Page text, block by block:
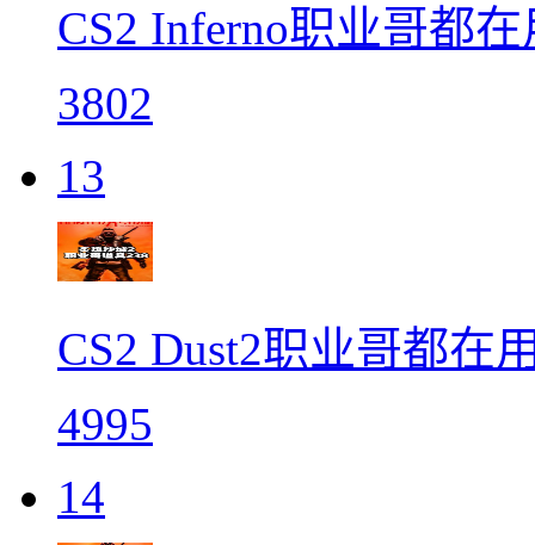
CS2 Inferno职业哥都
3802
13
CS2 Dust2职业哥都在
4995
14